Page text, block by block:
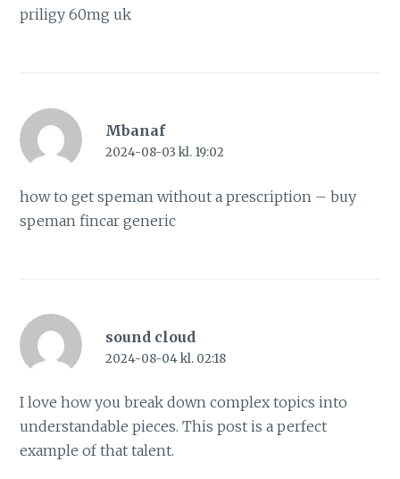
priligy 60mg uk
Mbanaf
2024-08-03 kl. 19:02
how to get speman without a prescription –buy
speman fincar generic
sound cloud
2024-08-04 kl. 02:18
I love how you break down complex topics into
understandable pieces. This post is a perfect
example of that talent.